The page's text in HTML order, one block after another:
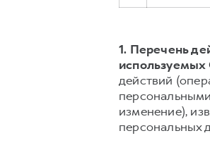
1. Перечень
действий
изменение),
персональных